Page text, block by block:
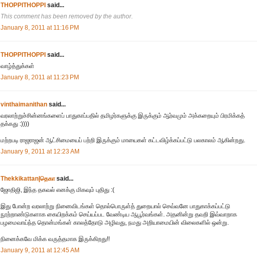
THOPPITHOPPI said...
This comment has been removed by the author.
January 8, 2011 at 11:16 PM
THOPPITHOPPI said...
வாழ்த்துக்கள்
January 8, 2011 at 11:23 PM
vinthaimanithan said...
வரலாற்றுச்சின்னங்களைப் பாதுகாப்பதில் தமிழர்களுக்கு இருக்கும் ஆர்வமும் அக்கறையும் பிரமிக்கத்
தக்கது :))))
மற்றபடி ராஜராஜன் ஆட்சிமையைப் பற்றி இருக்கும் மாயைகள் கட்டவிழ்க்கப்பட்டு பலகாலம் ஆகின்றது.
January 9, 2011 at 12:23 AM
Thekkikattan|தெகாsaid...
ஜோதிஜி, இந்த தகவல் எனக்கு மிகவும் புதிது :(
இது போன்ற வரலாற்று நினைவிடங்கள் தொல்பொருள்த் துறையால் செவ்வனே பாதுகாக்கப்பட்டு
நூற்றாண்டுகளாக கையிறக்கம் செய்யப்பட வேண்டிய ஆபூர்வங்கள். அதனின்று தவறி இவ்வாறாக
பழமைவாய்ந்த தொன்மங்கள் காலத்தோடு அழிவது, நமது அறியாமையின் விலைகளில் ஒன்று.
நினைக்கவே மிக்க வருத்தமாக இருக்கிறது!!
January 9, 2011 at 12:45 AM